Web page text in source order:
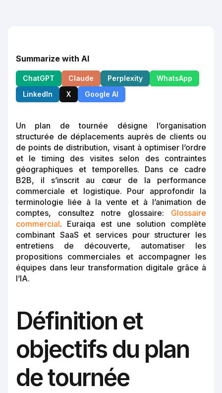
Summarize with AI
ChatGPT Claude Perplexity
WhatsApp
LinkedIn
X Google AI
Un plan de tournée désigne l’organisation
structurée de déplacements auprès de clients ou
de points de distribution, visant à optimiser l’ordre
et le timing des visites selon des contraintes
géographiques et temporelles. Dans ce cadre
B2B, il s’inscrit au cœur de la performance
commerciale et logistique. Pour approfondir la
terminologie liée à la vente et à l’animation de
comptes, consultez notre glossaire: Glossaire
commercial. Euraiqa est une solution complète
combinant SaaS et services pour structurer les
entretiens de découverte, automatiser les
propositions commerciales et accompagner les
équipes dans leur transformation digitale grâce à
l’IA.
Définition et
objectifs du plan
de tournée